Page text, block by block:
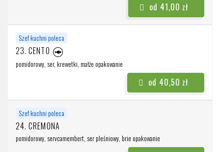
Szef kuchni poleca
23. CENTO
pomidorowy, ser, krewetki, małże opakowanie
Szef kuchni poleca
24. CREMONA
pomidorowy, servcamembert, ser pleśniowy, brie opakowanie